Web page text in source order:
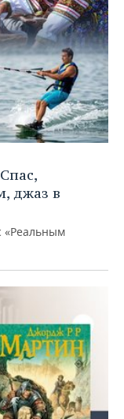
джаз в
«Реальным